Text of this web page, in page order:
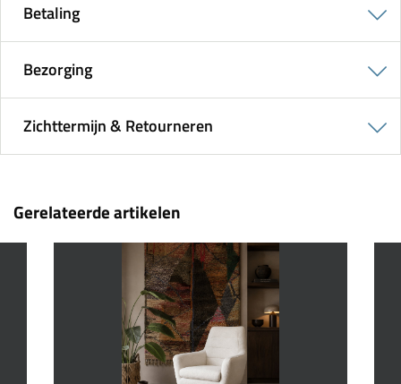
Betaling
Bezorging
Zichttermijn & Retourneren
Gerelateerde artikelen